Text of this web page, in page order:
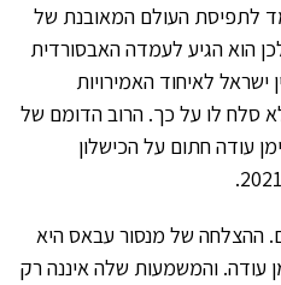
לתפיסת העולם המאובנת של
הוא הגיע לעמדה האבסורדית
לאיחוד האמירויות
סלח לו על כך. הרוב הדומם של
עודה חתום על הכישלון
ההצלחה של מנסור עבאס היא
עודה. והמשמעות שלה איננה רק